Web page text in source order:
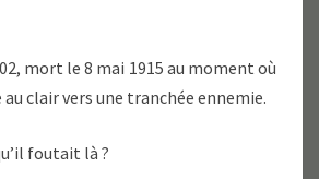
mort le 8 mai 1915 au moment où
clair vers une tranchée ennemie.
foutait là ?